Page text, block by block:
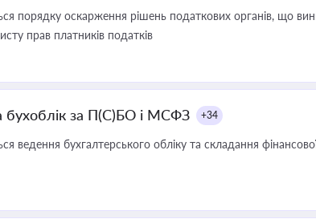
порядку оскарження рішень податкових органів, що
прав платників податків
бухоблік за П(С)БО і МСФЗ +34
ведення бухгалтерського обліку та складання